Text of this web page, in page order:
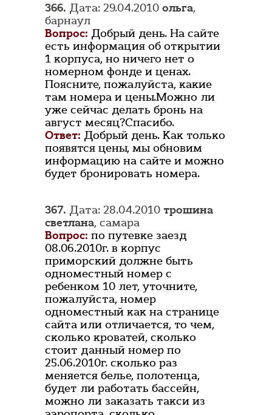
366. Дата: 29.04.2010 ольга,
барнаул
Вопрос: Добрый день. На сайте
есть информация об открытии
1 корпуса, но ничего нет о
номерном фонде и ценах.
Поясните, пожалуйста, какие
там номера и цены.Можно ли
уже сейчас делать бронь на
август месяц?Спасибо.
Ответ: Добрый день. Как только
появятся цены, мы обновим
информацию на сайте и можно
будет бронировать номера.
367. Дата: 28.04.2010 трошина
светлана, самара
Вопрос: по путевке заезд
08.06.2010г. в корпус
приморский должне быть
одноместный номер с
ребенком 10 лет, уточните,
пожалуйста, номер
одноместный как на странице
сайта или отличается, то чем,
сколько кроватей, сколько
стоит данный номер по
25.06.2010г. сколько раз
меняется белье, полотенца,
будет ли работать бассейн,
можно ли заказать такси из